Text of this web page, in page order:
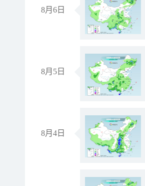
8月6日
8月5日
8月4日